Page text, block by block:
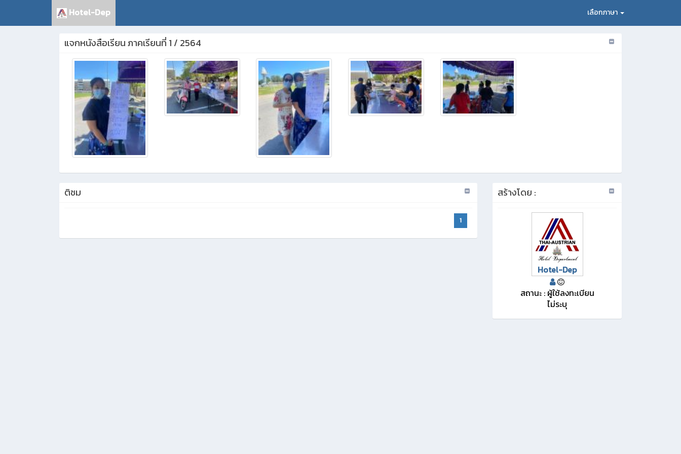
Hotel-Dep เลือกภาษา
แจกหนังสือเรียน ภาคเรียนที่ 1 / 2564
ติชม
1
สร้างโดย :
Hotel-Dep
สถานะ : ผู้ใช้ลงทะเบียน
ไม่ระบุ